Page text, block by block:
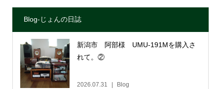
Blog-じょんの日誌
新潟市 阿部様 UMU-191Mを購入さ
れて。②
2026.07.31 Blog